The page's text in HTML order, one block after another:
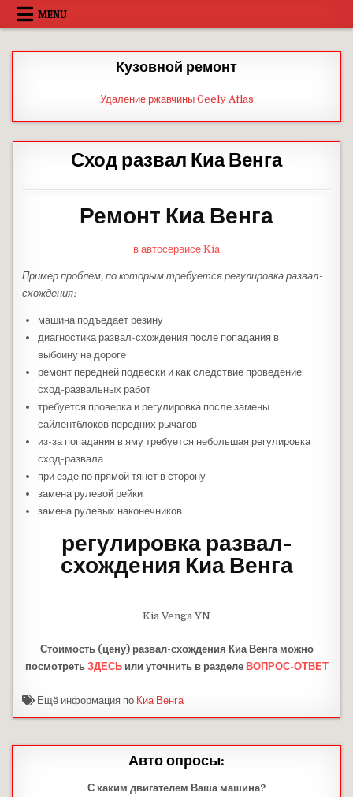
Skip
MENU
Кузовной ремонт
Удаление ржавчины Geely Atlas
Сход развал Киа Венга
Ремонт Киа Венга
в автосервисе Kia
Пример проблем, по которым требуется регулировка развал-
схождения:
машина подъедает резину
диагностика развал-схождения после попадания в
выбоину на дороге
ремонт передней подвески и как следствие проведение
сход-развальных работ
требуется проверка и регулировка после замены
сайлентблоков передних рычагов
из-за попадания в яму требуется небольшая регулировка
сход-развала
при езде по прямой тянет в сторону
замена рулевой рейки
замена рулевых наконечников
регулировка развал-
схождения Киа Венга
Kia Venga YN
Стоимость (цену) развал-схождения Киа Венга можно
посмотреть ЗДЕСЬили уточнить в разделе ВОПРОС-ОТВЕТ
Ещё информация по Киа Венга
Авто опросы:
С каким двигателем Ваша машина?